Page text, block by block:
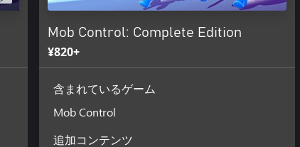
Mob Control: Complete Edition
¥820+
含まれているゲーム
Mob Control
追加コンテンツ